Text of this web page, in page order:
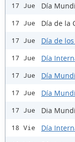
17 Jue Día
17 Jue Día de la
17 Jue Día de
17 Jue Día
17 Jue Día
17 Jue Día
17 Jue Dia
18 Vie Día